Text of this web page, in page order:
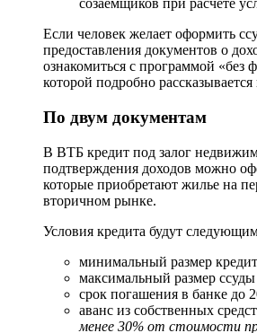
созаемщиков при расчете
Если человек желает оформить
предоставления документов о
ознакомиться с программой «без
которой подробно
По двум документам
В ВТБ кредит под залог
подтверждения доходов можно
которые приобретают жилье на
вторичном рынке.
Условия кредита будут
минимальный размер
максимальный размер
срок погашения в банке до
аванс из собственных
менее 30% от стоимости